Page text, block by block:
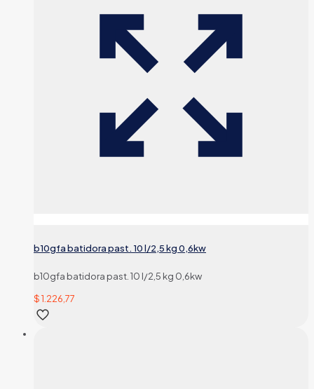
b10gfa batidora past. 10 l/2,5 kg 0,6kw
b10gfa batidora past. 10 l/2,5 kg 0,6kw
$1.226,77